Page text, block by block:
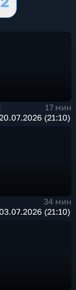
17 мин
(21:10)
34 мин
(21:10)